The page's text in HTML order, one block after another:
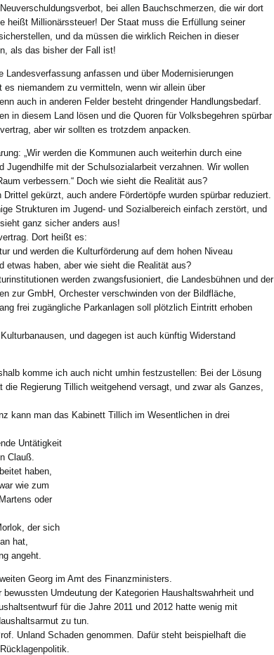
bei allen Bauchschmerzen, die wir dort
heißt Millionärssteuer! Der Staat muss die Erfüllung seiner
und da müssen die wirklich Reichen in dieser
als das bisher der Fall ist!
anfassen und über Modernisierungen
niemandem zu vermitteln, wenn wir allein über
auch in anderen Felder besteht dringender Handlungsbedarf.
in diesem Land lösen und die Quoren für Volksbegehren spürbar
aber wir sollten es trotzdem anpacken.
„Wir werden die Kommunen auch weiterhin durch eine
Jugendhilfe mit der Schulsozialarbeit verzahnen. Wir wollen
verbessern.“ Doch wie sieht die Realität aus?
gekürzt, auch andere Fördertöpfe wurden spürbar reduziert.
Strukturen im Jugend- und Sozialbereich einfach zerstört, und
ganz sicher anders aus!
Dort heißt es:
und werden die Kulturförderung auf dem hohen Niveau
etwas haben, aber wie sieht die Realität aus?
werden zwangsfusioniert, die Landesbühnen und der
zur GmbH, Orchester verschwinden von der Bildfläche,
frei zugängliche Parkanlagen soll plötzlich Eintritt erhoben
und dagegen ist auch künftig Widerstand
komme ich auch nicht umhin festzustellen: Bei der Lösung
Regierung Tillich weitgehend versagt, und zwar als Ganzes,
kann man das Kabinett Tillich im Wesentlichen in drei
Untätigkeit
Clauß.
haben,
wie zum
oder
der sich
hat,
angeht.
Georg im Amt des Finanzministers.
Umdeutung der Kategorien Haushaltswahrheit und
für die Jahre 2011 und 2012 hatte wenig mit
zu tun.
Unland Schaden genommen. Dafür steht beispielhaft die